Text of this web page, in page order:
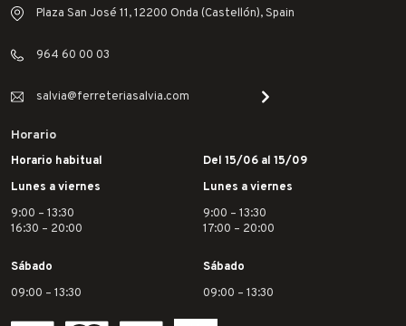
Plaza San José 11, 12200 Onda (Castellón), Spain
964 60 00 03
salvia@ferreteriasalvia.com
Horario
Horario habitual
Lunes a viernes
9:00 – 13:30
16:30 – 20:00
Sábado
09:00 – 13:30
Del 15/06 al 15/09
Lunes a viernes
9:00 – 13:30
17:00 – 20:00
Sábado
09:00 – 13:30